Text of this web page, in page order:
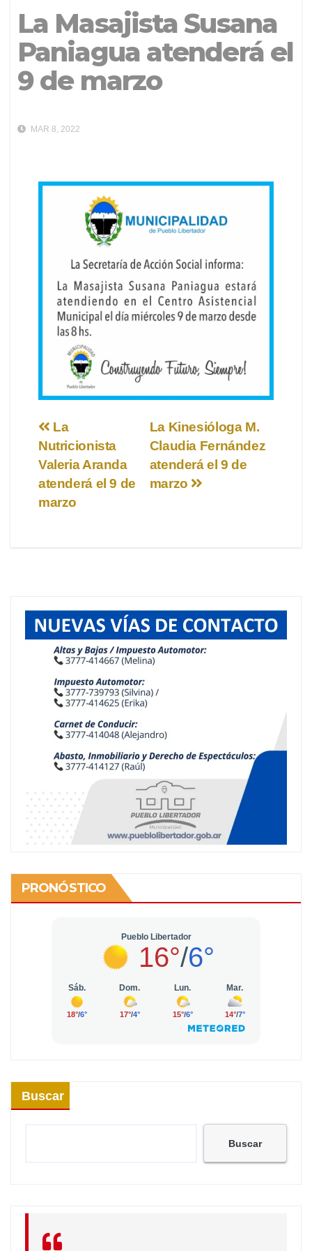
La Masajista Susana
Paniagua atenderá el
9 de marzo
MAR 8, 2022
Navegación
de
entradas
La Kinesióloga M.
Claudia Fernández
atenderá el 9 de
marzo
La
Nutricionista
Valeria Aranda
atenderá el 9 de
marzo
PRONÓSTICO
Buscar
Buscar